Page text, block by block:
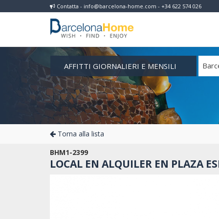
Contatta - info@barcelona-home.com - +34 622 574 026
AFFITTI GIORNALIERI E MENSILI
Torna alla lista
BHM1-2399
LOCAL EN ALQUILER EN PLAZA